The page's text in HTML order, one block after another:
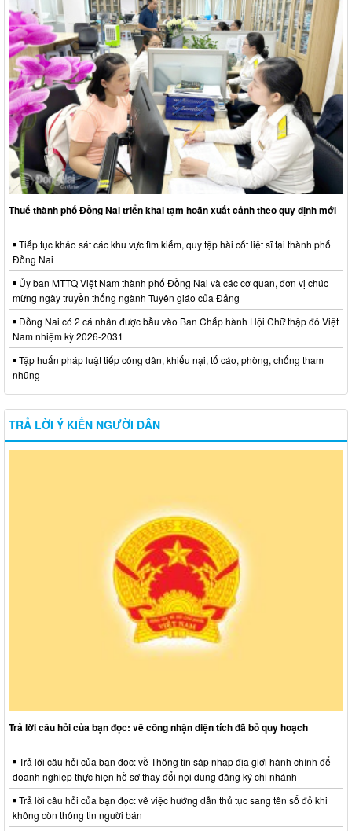
Thuế thành phố Đồng Nai triển khai tạm hoãn xuất cảnh theo quy định mới
Tiếp tục khảo sát các khu vực tìm kiếm, quy tập hài cốt liệt sĩ tại thành phố
Đồng Nai
Ủy ban MTTQ Việt Nam thành phố Đồng Nai và các cơ quan, đơn vị chúc
mừng ngày truyền thống ngành Tuyên giáo của Đảng
Đồng Nai có 2 cá nhân được bầu vào Ban Chấp hành Hội Chữ thập đỏ Việt
Nam nhiệm kỳ 2026-2031
Tập huấn pháp luật tiếp công dân, khiếu nại, tố cáo, phòng, chống tham
nhũng
TRẢ LỜI Ý KIẾN NGƯỜI DÂN
Trả lời câu hỏi của bạn đọc: về công nhận diện tích đã bỏ quy hoạch
Trả lời câu hỏi của bạn đọc: về Thông tin sáp nhập địa giới hành chính để
doanh nghiệp thực hiện hồ sơ thay đổi nội dung đăng ký chi nhánh
Trả lời câu hỏi của bạn đọc: về việc hướng dẫn thủ tục sang tên sổ đỏ khi
không còn thông tin người bán